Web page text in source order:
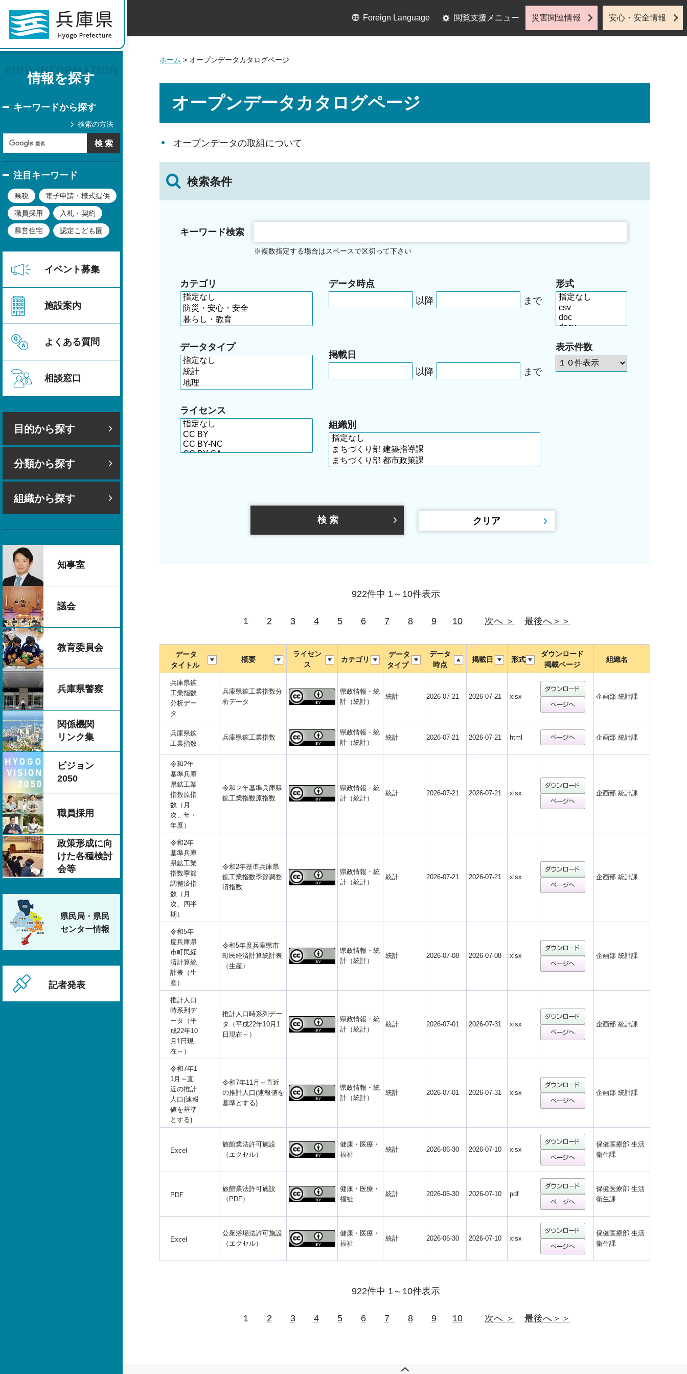
情報を探す
キーワードから探す
検索の方法
注目キーワード
県税 電子申請・様式提供
職員採用 入札・契約
県営住宅 認定こども園
イベント募集
施設案内
よくある質問
相談窓口
目的から探す
分類から探す
組織から探す
知事室
議会
教育委員会
兵庫県警察
関係機関
リンク集
ビジョン
2050
職員採用
政策形成に向
けた各種検討
会等
県民局・県民
センター情報
記者発表
Foreign Language 閲覧支援メニュー 災害関連情報 安心・安全情報
ホーム > オープンデータカタログページ
オープンデータカタログページ
オープンデータの取組について
検索条件
キーワード検索
※複数指定する場合はスペースで区切って下さい
カテゴリ
データタイプ
ライセンス
データ時点
以降
まで
掲載日
以降
まで
形式
表示件数
組織別
922件中 1～10件表示
1 2 3 4 5 6 7 8 9 10 次へ ＞ 最後へ＞＞
データ
タイトル
概要
ライセン
ス
カテゴリ
データ
タイプ
データ
時点
掲載日 形式
ダウンロード
掲載ページ
組織名
兵庫県鉱
工業指数
分析デー
タ
兵庫県鉱工業指数分
析データ
県政情報・統
計（統計）
統計 2026-07-21 2026-07-21 xlsx 企画部 統計課
兵庫県鉱
工業指数
兵庫県鉱工業指数
県政情報・統
計（統計）
統計 2026-07-21 2026-07-21 html 企画部 統計課
令和2年
基準兵庫
県鉱工業
指数原指
数（月
次、年・
年度）
令和２年基準兵庫県
鉱工業指数原指数
県政情報・統
計（統計）
統計 2026-07-21 2026-07-21 xlsx 企画部 統計課
令和2年
基準兵庫
県鉱工業
指数季節
調整済指
数（月
次、四半
期）
令和2年基準兵庫県
鉱工業指数季節調整
済指数
県政情報・統
計（統計）
統計 2026-07-21 2026-07-21 xlsx 企画部 統計課
令和5年
度兵庫県
市町民経
済計算統
計表（生
産）
令和5年度兵庫県市
町民経済計算統計表
（生産）
県政情報・統
計（統計）
統計 2026-07-08 2026-07-08 xlsx 企画部 統計課
推計人口
時系列デ
ータ（平
成22年10
月1日現
在～）
推計人口時系列デー
タ（平成22年10月1
日現在～）
県政情報・統
計（統計）
統計 2026-07-01 2026-07-31 xlsx 企画部 統計課
令和7年1
1月～直
近の推計
人口(速報
値を基準
とする)
令和7年11月～直近
の推計人口(速報値を
基準とする)
県政情報・統
計（統計）
統計 2026-07-01 2026-07-31 xlsx 企画部 統計課
Excel
旅館業法許可施設
（エクセル）
健康・医療・
福祉
統計 2026-06-30 2026-07-10 xlsx
保健医療部 生活
衛生課
PDF
旅館業法許可施設
（PDF）
健康・医療・
福祉
統計 2026-06-30 2026-07-10 pdf
保健医療部 生活
衛生課
Excel
公衆浴場法許可施設
（エクセル）
健康・医療・
福祉
統計 2026-06-30 2026-07-10 xlsx
保健医療部 生活
衛生課
922件中 1～10件表示
1 2 3 4 5 6 7 8 9 10 次へ ＞ 最後へ＞＞